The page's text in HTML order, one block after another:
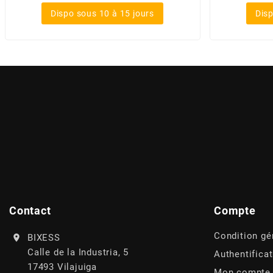
ARCHIVE
ATHENA
Dispo sous 10 à 15 jours
Contact
BIXESS
Calle de la Industria, 5
17493 Vilajuiga
Compte
Condition